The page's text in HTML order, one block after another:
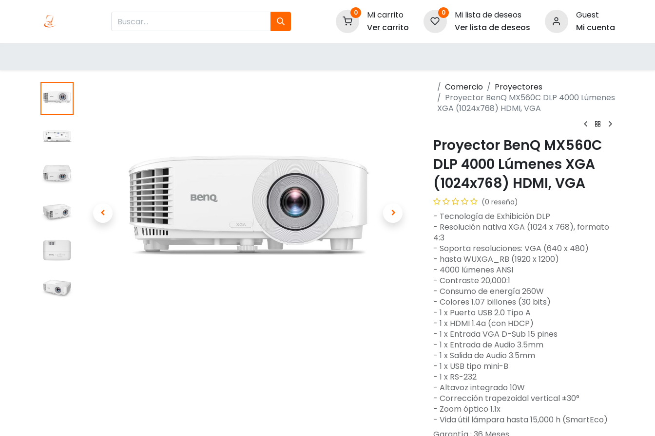
0
Mi carrito
Ver carrito
0
Mi lista de deseos
Ver lista de deseos
Guest
Mi cuenta
Comercio
Proyectores
Proyector BenQ MX560C DLP 4000 Lúmenes
XGA (1024x768) HDMI, VGA
Proyector BenQ MX560C
DLP 4000 Lúmenes XGA
(1024x768) HDMI, VGA
(0 reseña)
- Tecnología de Exhibición DLP
- Resolución nativa XGA (1024 x 768), formato
4:3
- Soporta resoluciones: VGA (640 x 480)
- hasta WUXGA_RB (1920 x 1200)
- 4000 lúmenes ANSI
- Contraste 20,000:1
- Consumo de energía 260W
- Colores 1.07 billones (30 bits)
- 1 x Puerto USB 2.0 Tipo A
- 1 x HDMI 1.4a (con HDCP)
- 1 x Entrada VGA D-Sub 15 pines
- 1 x Entrada de Audio 3.5mm
- 1 x Salida de Audio 3.5mm
- 1 x USB tipo mini-B
- 1 x RS-232
- Altavoz integrado 10W
- Corrección trapezoidal vertical ±30°
- Zoom óptico 1.1x
- Vida útil lámpara hasta 15,000 h (SmartEco)